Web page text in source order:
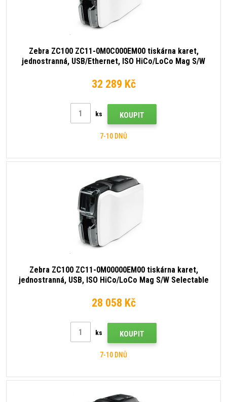
Zebra ZC100 ZC11-0M0C000EM00 tiskárna karet,
jednostranná, USB/Ethernet, ISO HiCo/LoCo Mag S/W
32 289 Kč
ks KOUPIT
7-10 DNŮ
Zebra ZC100 ZC11-0M00000EM00 tiskárna karet,
jednostranná, USB, ISO HiCo/LoCo Mag S/W Selectable
28 058 Kč
ks KOUPIT
7-10 DNŮ